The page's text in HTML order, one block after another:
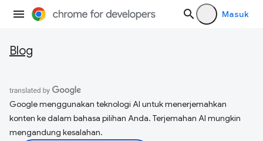
Masuk
Blog
Google menggunakan teknologi AI untuk menerjemahkan
konten ke dalam bahasa pilihan Anda. Terjemahan AI mungkin
mengandung kesalahan.